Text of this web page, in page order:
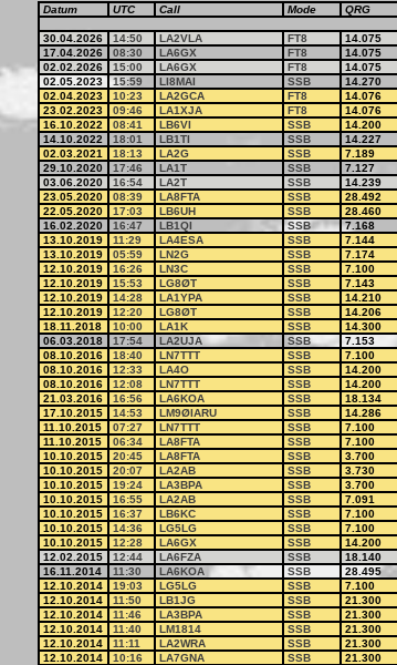
Datum UTC Call Mode QRG
30.04.2026 14:50 LA2VLA FT8 14.075
17.04.2026
08:30 LA6GX FT8 14.075
02.02.2026
15:00 LA6GX FT8 14.075
02.05.2023
15:59 LI8MAI SSB 14.270
02.04.2023
10:23 LA2GCA FT8 14.076
23.02.2023
09:46 LA1XJA FT8 14.076
16.10.2022
08:41 LB6VI SSB 14.200
14.10.2022
18:01 LB1TI SSB 14.227
02.03.2021
18:13 LA2G SSB 7.189
29.10.2020
17:46 LA1T SSB 7.127
03.06.2020
16:54 LA2T SSB 14.239
23.05.2020
08:39 LA8FTA SSB 28.492
22.05.2020
17:03 LB6UH SSB 28.460
16.02.2020
16:47 LB1QI SSB 7.168
13.10.2019
11:29 LA4ESA SSB 7.144
13.10.2019
05:59 LN2G SSB 7.174
12.10.2019
16:26 LN3C SSB 7.100
12.10.2019
15:53 LG8ØT SSB 7.143
12.10.2019
14:28 LA1YPA SSB 14.210
12.10.2019
12:20 LG8ØT SSB 14.206
18.11.2018
10:00 LA1K SSB 14.300
06.03.2018
17:54 LA2UJA SSB 7.153
08.10.2016
18:40 LN7TTT SSB 7.100
08.10.2016
12:33 LA4O SSB 14.200
08.10.2016
12:08 LN7TTT SSB 14.200
21.03.2016
16:56 LA6KOA SSB 18.134
17.10.2015
14:53 LM9ØIARU SSB 14.286
11.10.2015
07:27 LN7TTT SSB 7.100
11.10.2015
06:34 LA8FTA SSB 7.100
10.10.2015
20:45 LA8FTA SSB 3.700
10.10.2015
20:07 LA2AB SSB 3.730
10.10.2015
19:24 LA3BPA SSB 3.700
10.10.2015
16:55 LA2AB SSB 7.091
10.10.2015
16:37 LB6KC SSB 7.100
10.10.2015
14:36 LG5LG SSB 7.100
10.10.2015
12:28 LA6GX SSB 14.200
12.02.2015
12:44 LA6FZA SSB 18.140
16.11.2014
11:30 LA6KOA SSB 28.495
12.10.2014
19:03 LG5LG SSB 7.100
12.10.2014
11:50 LB1JG SSB 21.300
12.10.2014
11:46 LA3BPA SSB 21.300
12.10.2014
11:40 LM1814 SSB 21.300
12.10.2014
11:11 LA2WRA SSB 21.300
12.10.2014
10:16 LA7GNA SSB 21.300